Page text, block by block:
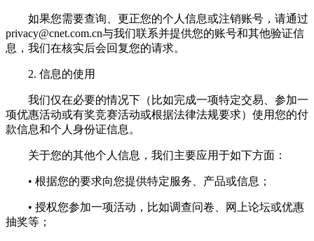
如果您需要查询、更正您的个人信息或注销账号，请通过
privacy@cnet.com.cn与我们联系并提供您的账号和其他验证信
息，我们在核实后会回复您的请求。
2. 信息的使用
我们仅在必要的情况下（比如完成一项特定交易、参加一
项优惠活动或有奖竞赛活动或根据法律法规要求）使用您的付
款信息和个人身份证信息。
关于您的其他个人信息，我们主要应用于如下方面：
• 根据您的要求向您提供特定服务、产品或信息；
• 授权您参加一项活动，比如调查问卷、网上论坛或优惠
抽奖等；